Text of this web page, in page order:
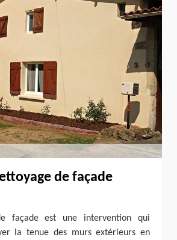
de façade
façade est une intervention qui
la tenue des murs extérieurs en